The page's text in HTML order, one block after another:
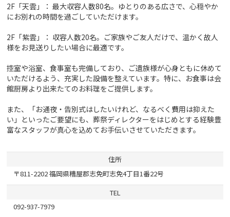
2F「天雲」： 最大収容人数80名。ゆとりのある広さで、心穏やか
にお別れの時間を過ごしていただけます。
2F「紫雲」： 収容人数20名。ご家族やご友人だけで、温かく故人
様をお見送りしたい場合に最適です。
控室や浴室、食事室も完備しており、ご遺族様が心身ともに休めて
いただけるよう、充実した設備を整えています。特に、お食事は会
館厨房より出来たてのお料理をご提供します。
また、「お通夜・告別式はしたいけれど、なるべく費用は抑えた
い」といったご要望にも、葬祭ディレクターをはじめとする経験豊
富なスタッフが真心を込めてお手伝いさせていただきます。
住所
〒811-2202 福岡県糟屋郡志免町志免4丁目1番22号
TEL
092-937-7979